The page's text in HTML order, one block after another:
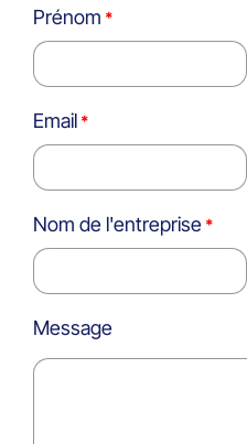
Prénom
Email
Nom de l'entreprise
Message